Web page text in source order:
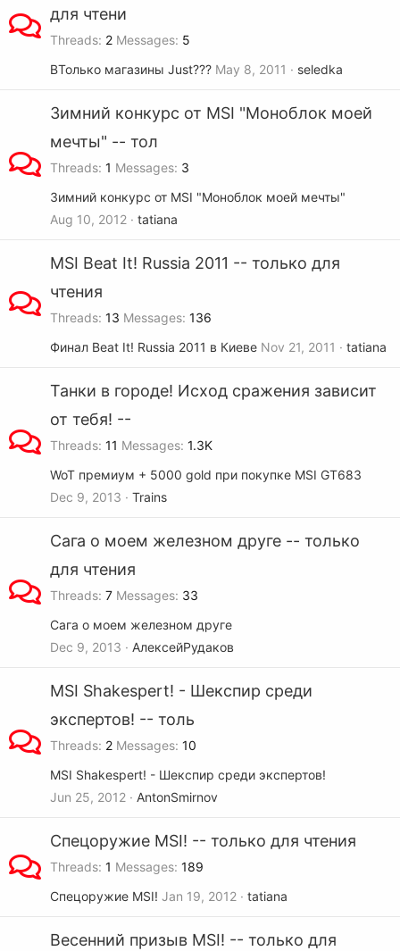
для чтени
Threads 2 Messages 5
ВТолько магазины Just??? May 8, 2011 seledka
Зимний конкурс от MSI "Моноблок моей
мечты" -- тол
Threads 1 Messages 3
Зимний конкурс от MSI "Моноблок моей мечты"
Aug 10, 2012
tatiana
MSI Beat It! Russia 2011 -- только для
чтения
Threads 13 Messages 136
Финал Beat It! Russia 2011 в Киеве Nov 21, 2011 tatiana
Танки в городе! Исход сражения зависит
от тебя! --
Threads 11 Messages 1.3K
WoT премиум + 5000 gold при покупке MSI GT683
Dec 9, 2013
Trains
Сага о моем железном друге -- только
для чтения
Threads 7 Messages 33
Сага о моем железном друге
Dec 9, 2013
АлексейРудаков
MSI Shakespert! - Шекспир среди
экспертов! -- толь
Threads 2 Messages 10
MSI Shakespert! - Шекспир среди экспертов!
Jun 25, 2012
AntonSmirnov
Спецоружие MSI! -- только для чтения
Threads 1 Messages 189
Спецоружие MSI! Jan 19, 2012 tatiana
Весенний призыв MSI! -- только для